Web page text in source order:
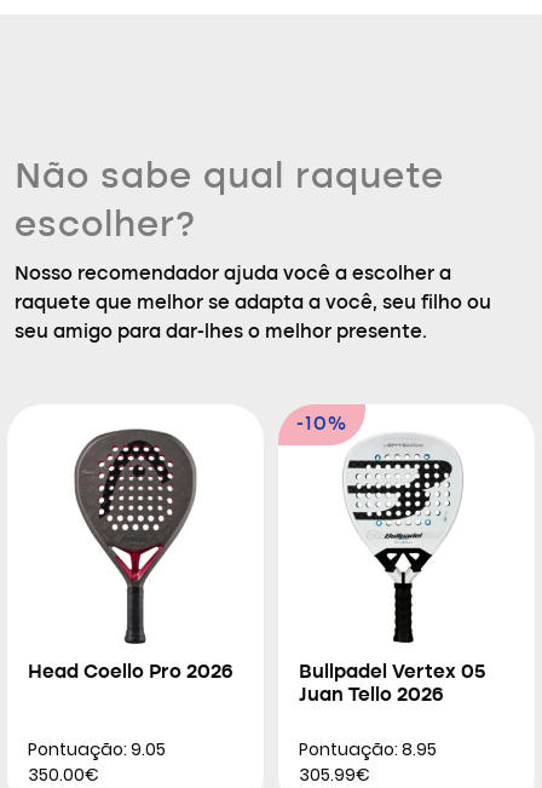
Não sabe qual raquete
escolher?
Nosso recomendador ajuda você a escolher a
raquete que melhor se adapta a você, seu filho ou
seu amigo para dar-lhes o melhor presente.
Head Coello Pro 2026
Pontuação: 9.05
350.00€
-10%
Bullpadel Vertex 05
Juan Tello 2026
Pontuação: 8.95
305.99€